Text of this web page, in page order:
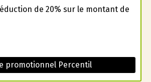
de 20% sur le montant de
promotionnel Percentil